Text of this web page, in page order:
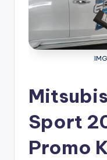
it
hi
In
Pembelian
Kredit
Sport
Promo